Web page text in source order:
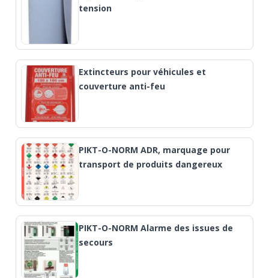
tension
Extincteurs pour véhicules et
couverture anti-feu
PIKT-O-NORM ADR, marquage pour
transport de produits dangereux
PIKT-O-NORM Alarme des issues de
secours